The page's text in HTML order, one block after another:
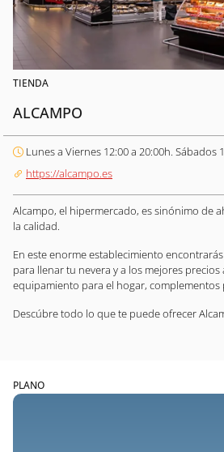
TIENDA
ALCAMPO
Lunes a Viernes 12:00 a 20:00h. Sábados
https://alcampo.es
Alcampo, el hipermercado, es sinónimo de
la calidad.
En este enorme establecimiento
para llenar tu nevera y a los mejores precios
equipamiento para el hogar, complementos
Descúbre todo lo que te puede ofrecer
PLANO